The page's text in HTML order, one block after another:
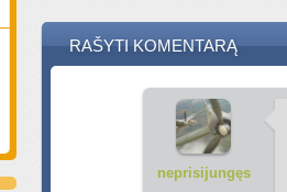
RAŠYTI KOMENTARĄ
neprisijungęs